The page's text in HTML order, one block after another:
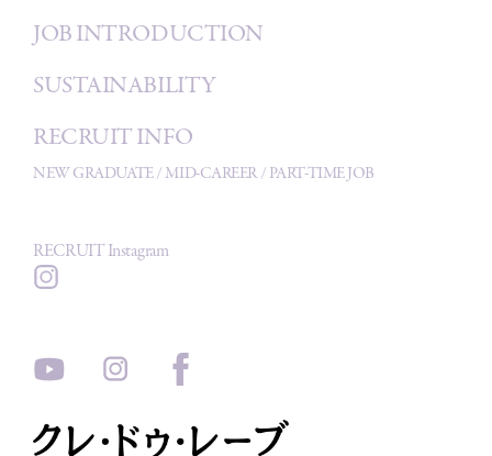
JOB INTRODUCTION
SUSTAINABILITY
RECRUIT INFO
NEW GRADUATE/ MID-CAREER/ PART-TIME JOB
RECRUIT Instagram